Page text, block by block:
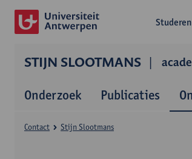
Studeren
STIJN SLOOTMANS
Onderzoek Publicaties
Contact Stijn Slootmans